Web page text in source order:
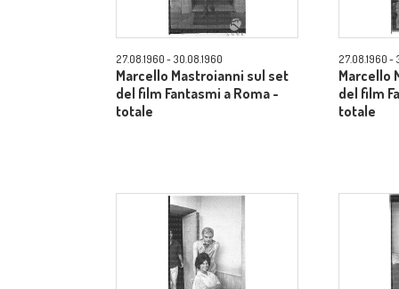
27.08.1960 - 30.08.1960
Marcello Mastroianni sul set
del film Fantasmi a Roma -
totale
27.08.1960 -
Marcello
del film
totale